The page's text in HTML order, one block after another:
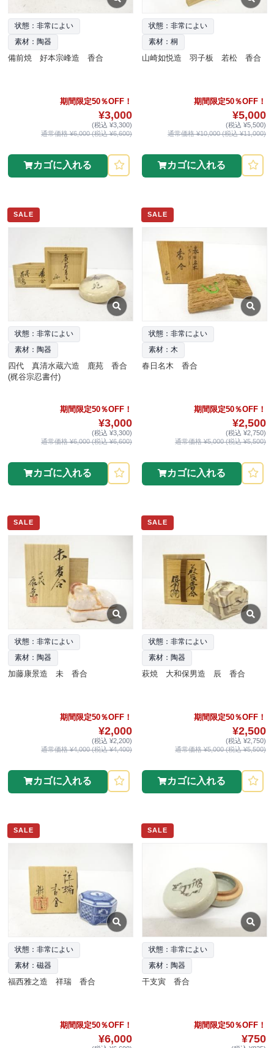
状態：非常によい
素材：陶器
備前焼 好本宗峰造 香合
期間限定50％OFF！
¥3,000
(税込 ¥3,300)
通常価格 ¥6,000 (税込 ¥6,600)
カゴに入れる
状態：非常によい
素材：桐
山崎如悦造 羽子板 若松 香合
期間限定50％OFF！
¥5,000
(税込 ¥5,500)
通常価格 ¥10,000 (税込 ¥11,000)
カゴに入れる
SALE
状態：非常によい
素材：陶器
四代 真清水蔵六造 鹿苑 香合
(梶谷宗忍書付)
期間限定50％OFF！
¥3,000
(税込 ¥3,300)
通常価格 ¥6,000 (税込 ¥6,600)
カゴに入れる
SALE
状態：非常によい
素材：木
春日名木 香合
期間限定50％OFF！
¥2,500
(税込 ¥2,750)
通常価格 ¥5,000 (税込 ¥5,500)
カゴに入れる
SALE
状態：非常によい
素材：陶器
加藤康景造 未 香合
期間限定50％OFF！
¥2,000
(税込 ¥2,200)
通常価格 ¥4,000 (税込 ¥4,400)
カゴに入れる
SALE
状態：非常によい
素材：陶器
萩焼 大和保男造 辰 香合
期間限定50％OFF！
¥2,500
(税込 ¥2,750)
通常価格 ¥5,000 (税込 ¥5,500)
カゴに入れる
SALE
状態：非常によい
素材：磁器
福西雅之造 祥瑞 香合
期間限定50％OFF！
¥6,000
SALE
状態：非常によい
素材：陶器
干支寅 香合
期間限定50％OFF！
¥750